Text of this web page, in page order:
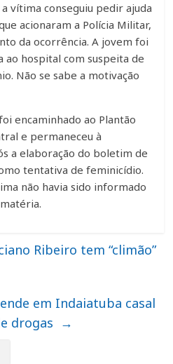
vítima conseguiu pedir ajuda
acionaram a Polícia Militar,
da ocorrência. A jovem foi
ao hospital com suspeita de
Não se sabe a motivação
encaminhado ao Plantão
e permaneceu à
a elaboração do boletim de
tentativa de feminicídio.
não havia sido informado
Ribeiro tem “climão”
em Indaiatuba casal
drogas →